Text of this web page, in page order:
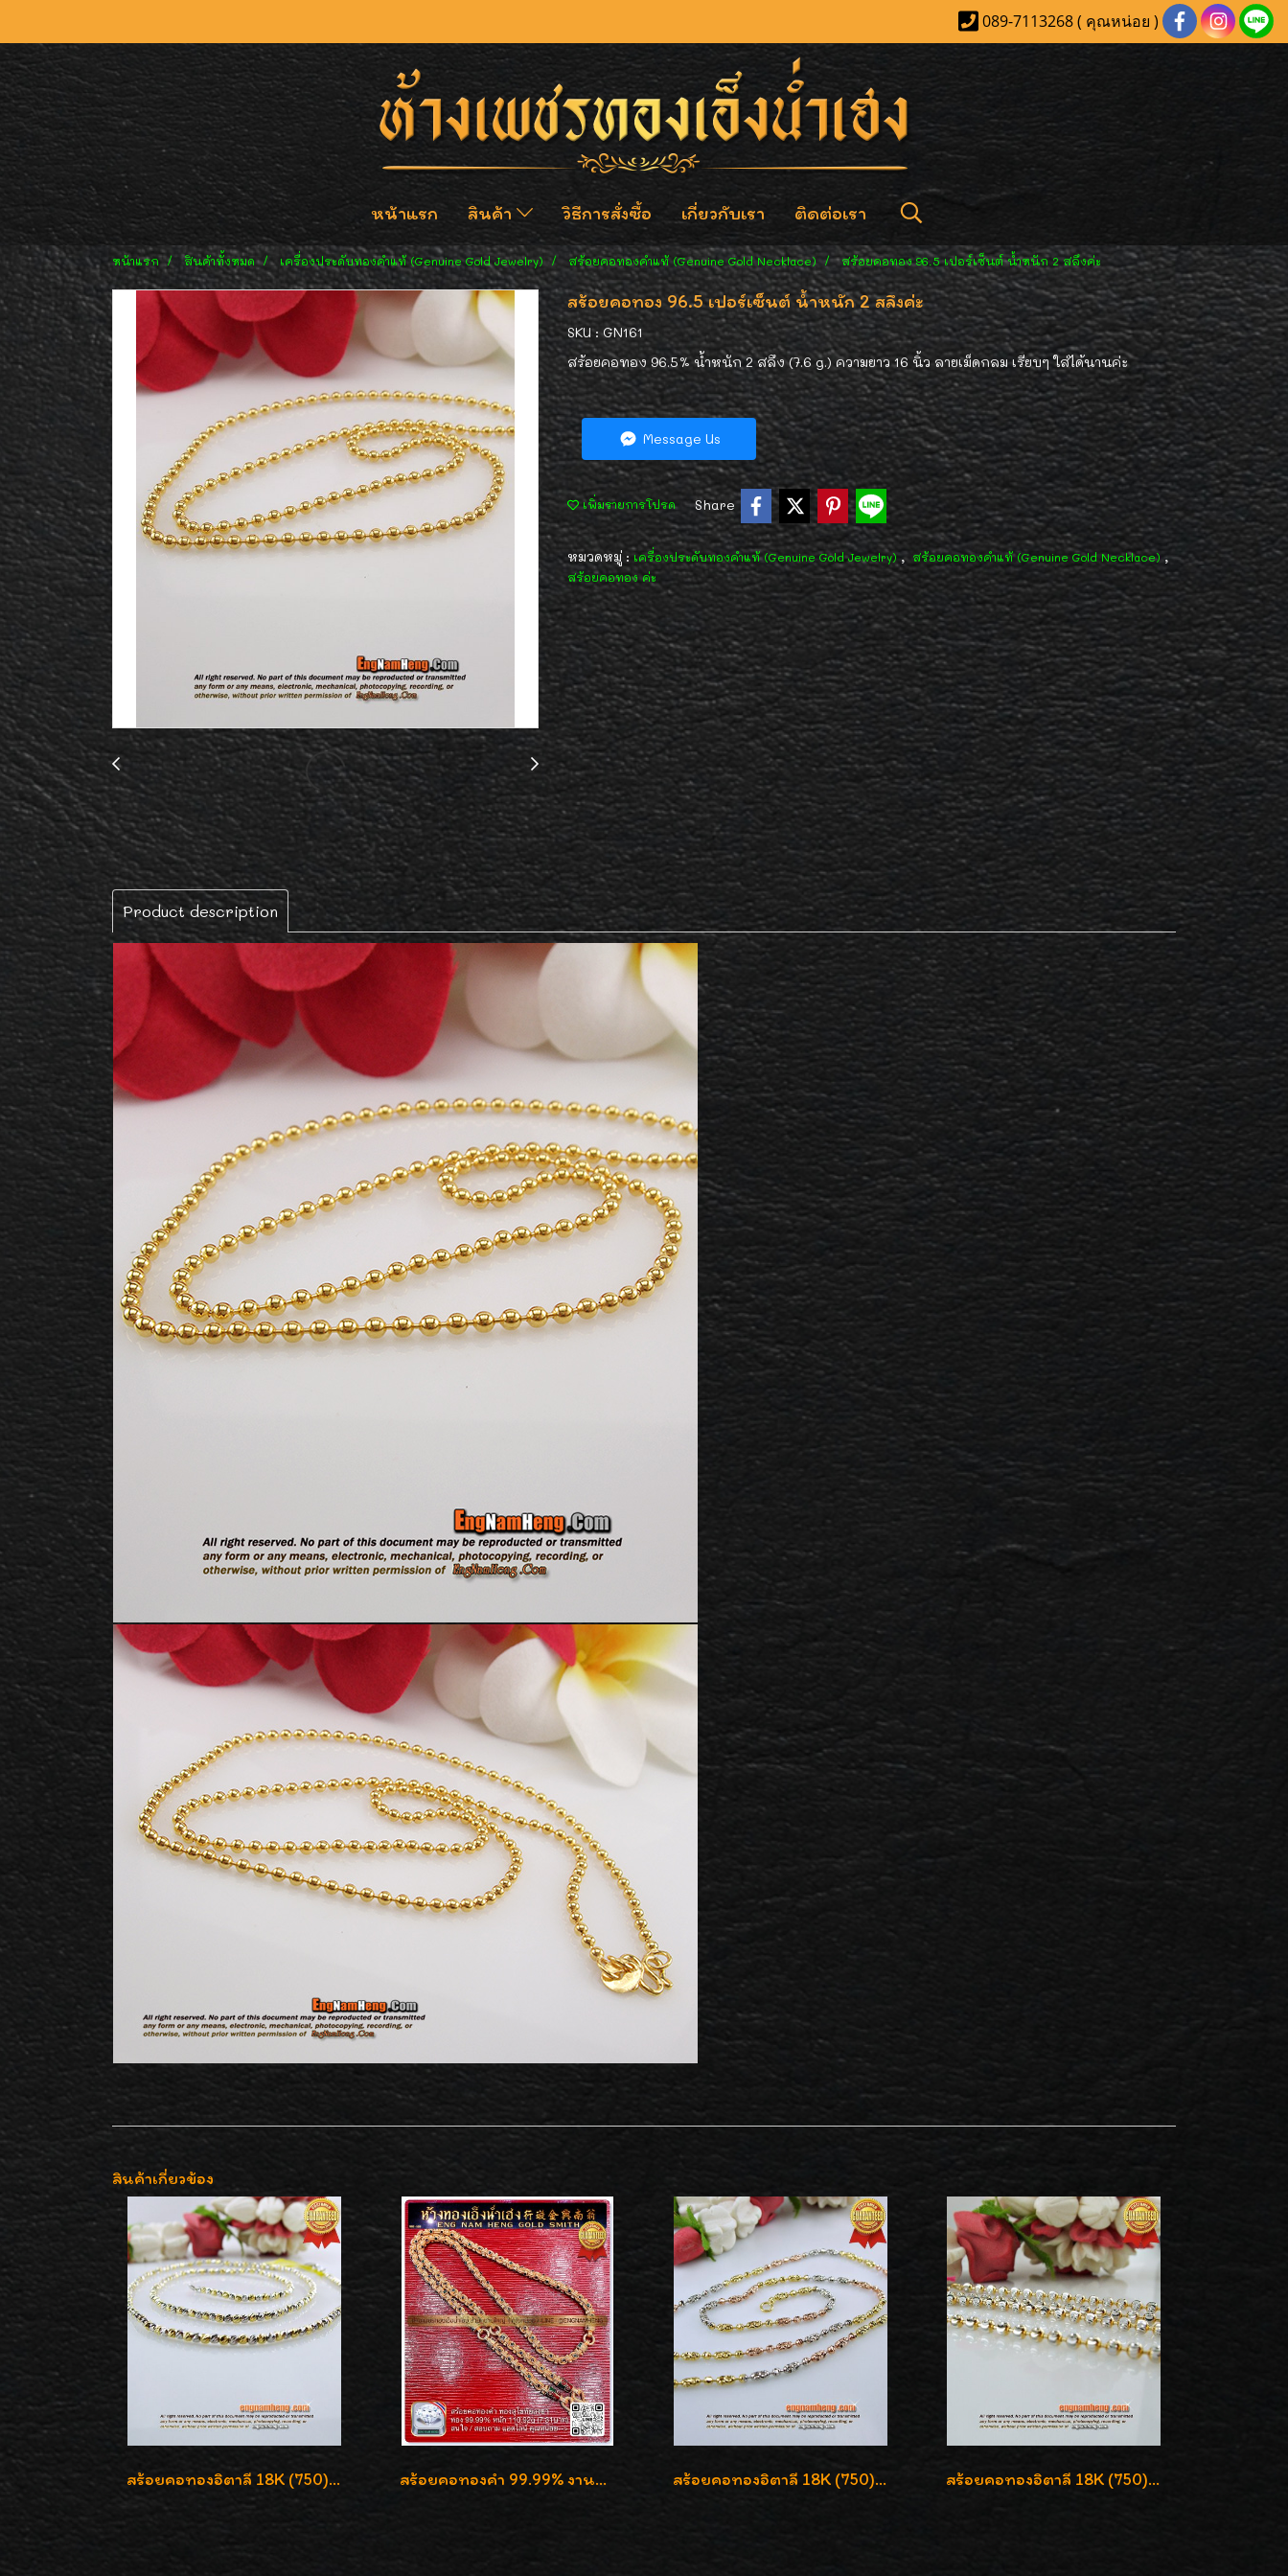
089-7113268 ( คุณหน่อย )
หน้าแรก สินค้า วิธีการสั่งซื้อ เกี่ยวกับเรา ติดต่อเรา
หน้าแรก สินค้าทั้งหมด เครื่องประดับทองคำแท้ (Genuine Gold Jewelry) สร้อยคอทองคำแท้ (Genuine Gold Necklace) สร้อยคอทอง 96.5 เปอร์เซ็นต์ น้ำหนัก 2 สลึงค่ะ
สร้อยคอทอง 96.5 เปอร์เซ็นต์ น้ำหนัก 2 สลึงค่ะ
SKU : GN161
สร้อยคอทอง 96.5% น้ำหนัก 2 สลึง (7.6 g.) ความยาว 16 นิ้ว ลายเม็ดกลม เรียบๆ ใส่ได้นานค่ะ
Message Us
เพิ่มรายการโปรด Share
หมวดหมู่ :เครื่องประดับทองคำแท้ (Genuine Gold Jewelry), สร้อยคอทองคำแท้ (Genuine Gold Necklace),
สร้อยคอทอง ค่ะ
Product description
สินค้าเกี่ยวข้อง
สร้อยคอทองอิตาลี 18K (750) ลายสวยตัดเหลี่ยมคมชัด ใส่สวยน่ารักค่ะ สร้อยคอทองคำ 99.99% งานลงยาสุโขทัยแท้ งานช่างทองโบราณ หรูหรา น่าสะสมค่ะ สร้อยคอทองอิตาลี 18K (750) ชุบ 3 สี แกะลายสวยรุ่นใหม่ ลายละเอียดเงาวิบวับค่ะ สร้อยคอทองอิตาลี 18K (750) ลายยินตันแกะมูนคัดสวย ลายนี้เงามากๆค่ะ ใส่ทนแข็งแรง